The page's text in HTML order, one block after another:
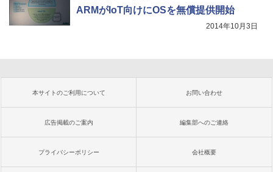
ARMがIoT向けにOSを無償提供開始
2014年10月3日
本サイトのご利用について お問い合わせ
広告掲載のご案内 編集部へのご連絡
プライバシーポリシー 会社概要